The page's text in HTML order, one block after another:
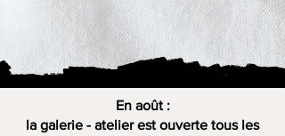
En août :
la galerie - atelier est ouverte tous les